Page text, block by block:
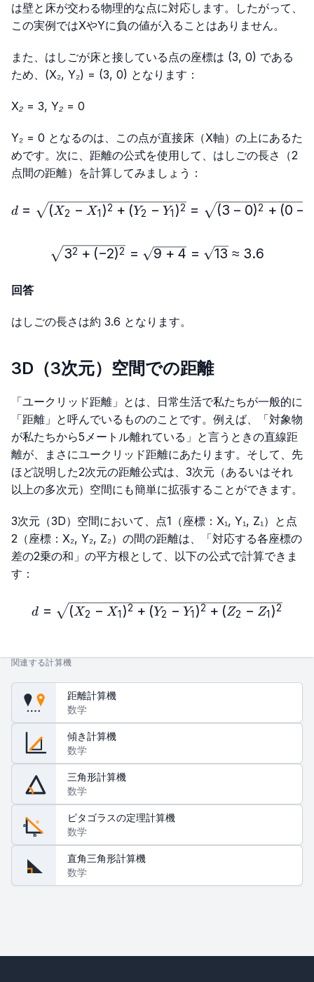
は壁と床が交わる物理的な点に対応します。したがって、
この実例ではXやYに負の値が入ることはありません。
また、はしごが床と接している点の座標は (3, 0) である
ため、(X₂, Y₂) = (3, 0) となります：
X₂ = 3, Y₂ = 0
Y₂ = 0 となるのは、この点が直接床（X軸）の上にあるた
めです。次に、距離の公式を使用して、はしごの長さ（2
点間の距離）を計算してみましょう：
d=\sqrt{(X₂-X₁)^2+(Y₂-
d = (X2 − X1 )2 + (Y2 − Y1 )2 = (3 − 0)2 + (0 −
\sqrt{3^2+(-
32 + (−2)2 = 9+4 = 13 ≈ 3.6
回答
はしごの長さは約 3.6 となります。
3D（3次元）空間での距離
「ユークリッド距離」とは、日常生活で私たちが一般的に
「距離」と呼んでいるもののことです。例えば、「対象物
が私たちから5メートル離れている」と言うときの直線距
離が、まさにユークリッド距離にあたります。そして、先
ほど説明した2次元の距離公式は、3次元（あるいはそれ
以上の多次元）空間にも簡単に拡張することができます。
3次元（3D）空間において、点1（座標：X₁, Y₁, Z₁）と点
2（座標：X₂, Y₂, Z₂）の間の距離は、「対応する各座標の
差の2乗の和」の平方根として、以下の公式で計算できま
す：
d=\sqrt{(X₂-X₁)^2+(Y₂-
d = (X2 − X1)2 + (Y2 − Y1)2 + (Z2 − Z1)2
関連する計算機
距離計算機
数学
傾き計算機
数学
三角形計算機
数学
a
b
c
ピタゴラスの定理計算機
数学
直角三角形計算機
数学